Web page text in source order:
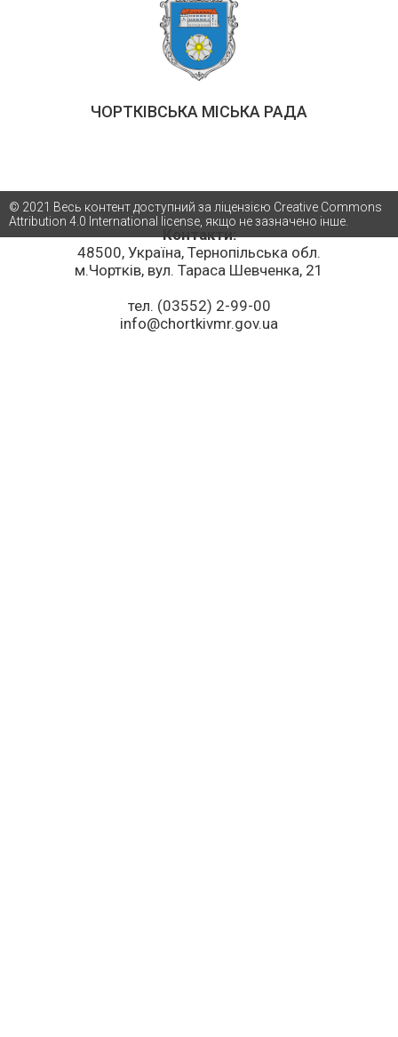
ЧОРТКІВСЬКА МІСЬКА РАДА
Контакти:
48500, Україна, Тернопільська обл.
м.Чортків, вул. Тараса Шевченка, 21
тел. (03552) 2-99-00
info@chortkivmr.gov.ua
© 2021 Весь контент доступний за ліцензією Creative Commons
Attribution 4.0 International license, якщо не зазначено інше.